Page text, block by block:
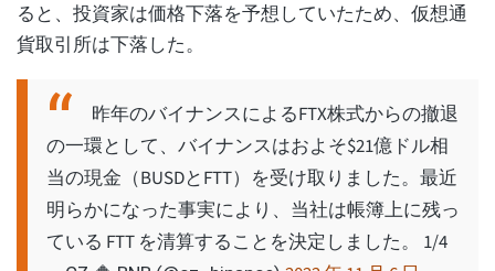
ると、投資家は価格下落を予想していたため、仮想通
貨取引所は下落した。
昨年のバイナンスによるFTX株式からの撤退
の一環として、バイナンスはおよそ$21億ドル相
当の現金（BUSDとFTT）を受け取りました。最近
明らかになった事実により、当社は帳簿上に残っ
ている FTT を清算することを決定しました。 1/4